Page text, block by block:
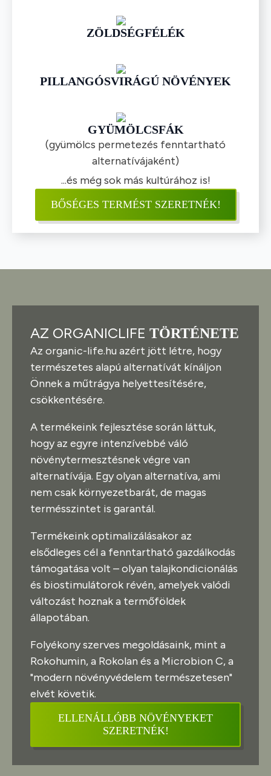
ZÖLDSÉGFÉLÉK
PILLANGÓSVIRÁGÚ NÖVÉNYEK
GYÜMÖLCSFÁK
(gyümölcs permetezés fenntartható
alternatívájaként)
...és még sok más kultúrához is!
BŐSÉGES TERMÉST SZERETNÉK!
AZ ORGANICLIFE TÖRTÉNETE
Az organic-life.hu azért jött létre, hogy
természetes alapú alternatívát kínáljon
Önnek a műtrágya helyettesítésére,
csökkentésére.
A termékeink fejlesztése során láttuk,
hogy az egyre intenzívebbé váló
növénytermesztésnek végre van
alternatívája. Egy olyan alternatíva, ami
nem csak környezetbarát, de magas
termésszintet is garantál.
Termékeink optimalizálásakor az
elsődleges cél a fenntartható gazdálkodás
támogatása volt – olyan talajkondicionálás
és biostimulátorok révén, amelyek valódi
változást hoznak a termőföldek
állapotában.
Folyékony szerves megoldásaink, mint a
Rokohumin, a Rokolan és a Microbion C, a
"modern növényvédelem természetesen"
elvét követik.
ELLENÁLLÓBB NÖVÉNYEKET
SZERETNÉK!